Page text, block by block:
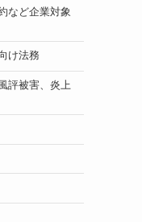
など企業対象
け法務
評被害、炎上